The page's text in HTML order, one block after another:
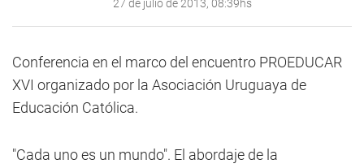
27 de julio de 2013, 08:39hs
Conferencia en el marco del encuentro PROEDUCAR
XVI organizado por la Asociación Uruguaya de
Educación Católica.
"Cada uno es un mundo". El abordaje de la